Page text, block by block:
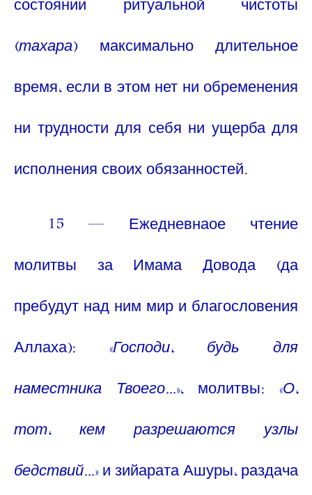
состоянии ритуальной чистоты
(тахара) максимально длительное
время, если в этом нет ни обременения
ни трудности для себя ни ущерба для
исполнения своих обязанностей.
15 — Ежедневнаое чтение
молитвы за Имама Довода (да
пребудут над ним мир и благословения
Аллаха): «Господи, будь для
наместника Твоего...», молитвы: «О,
тот, кем разрешаются узлы
бедствий...» и зийарата Ашуры, раздача